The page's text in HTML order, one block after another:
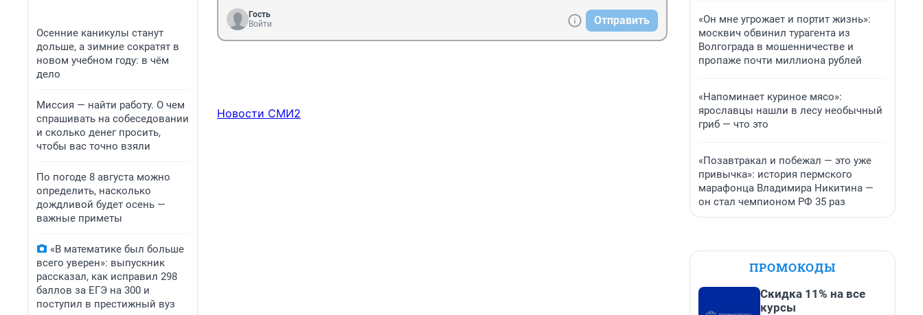
Осенние каникулы станут
дольше, а зимние сократят в
новом учебном году: в чём
дело
Миссия — найти работу. О чем
спрашивать на собеседовании
и сколько денег просить,
чтобы вас точно взяли
По погоде 8 августа можно
определить, насколько
дождливой будет осень —
важные приметы
«В математике был больше
всего уверен»: выпускник
рассказал, как исправил 298
баллов за ЕГЭ на 300 и
поступил в престижный вуз
Гость
Войти
Отправить
Новости СМИ2
«Он мне угрожает и портит жизнь»:
москвич обвинил турагента из
Волгограда в мошенничестве и
пропаже почти миллиона рублей
«Напоминает куриное мясо»:
ярославцы нашли в лесу необычный
гриб — что это
«Позавтракал и побежал — это уже
привычка»: история пермского
марафонца Владимира Никитина —
он стал чемпионом РФ 35 раз
ПРОМОКОДЫ
Скидка 11% на все
курсы